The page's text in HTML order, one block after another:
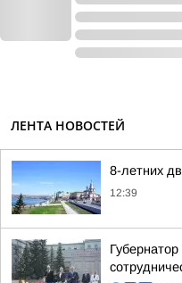
ЛЕНТА НОВОСТЕЙ
8-летних
12:39